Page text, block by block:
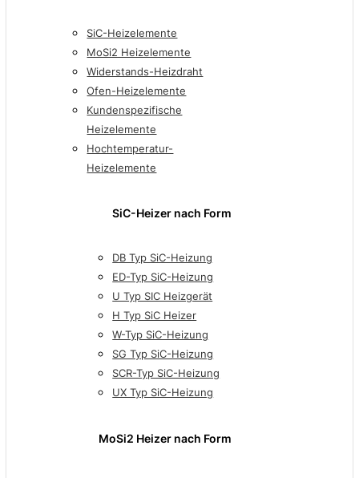
SiC-Heizelemente
MoSi2 Heizelemente
Widerstands-Heizdraht
Ofen-Heizelemente
Kundenspezifische
Heizelemente
Hochtemperatur-
Heizelemente
SiC-Heizer nach Form
DB Typ SiC-Heizung
ED-Typ SiC-Heizung
U Typ SIC Heizgerät
H Typ SiC Heizer
W-Typ SiC-Heizung
SG Typ SiC-Heizung
SCR-Typ SiC-Heizung
UX Typ SiC-Heizung
MoSi2 Heizer nach Form